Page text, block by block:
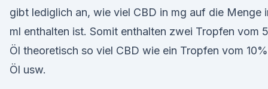
gibt lediglich an, wie viel CBD in mg auf die Menge
ml enthalten ist. Somit enthalten zwei Tropfen vom
Öl theoretisch so viel CBD wie ein Tropfen vom 10%
Öl usw.